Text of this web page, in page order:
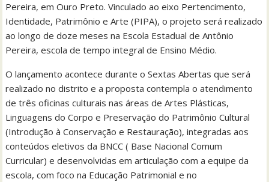
Pereira, em Ouro Preto. Vinculado ao eixo Pertencimento,
Identidade, Patrimônio e Arte (PIPA), o projeto será realizado
ao longo de doze meses na Escola Estadual de Antônio
Pereira, escola de tempo integral de Ensino Médio.
O lançamento acontece durante o Sextas Abertas que será
realizado no distrito e a proposta contempla o atendimento
de três oficinas culturais nas áreas de Artes Plásticas,
Linguagens do Corpo e Preservação do Patrimônio Cultural
(Introdução à Conservação e Restauração), integradas aos
conteúdos eletivos da BNCC ( Base Nacional Comum
Curricular) e desenvolvidas em articulação com a equipe da
escola, com foco na Educação Patrimonial e no